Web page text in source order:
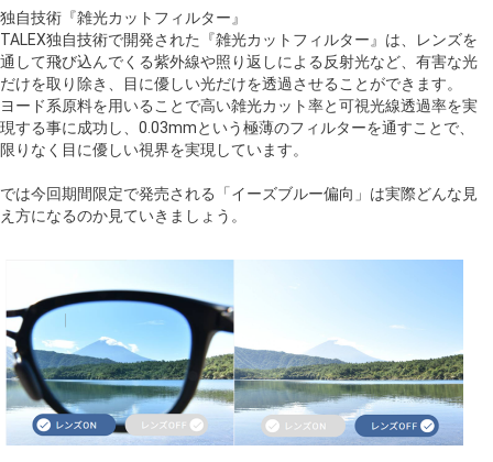
独自技術『雑光カットフィルター』
TALEX独自技術で開発された『雑光カットフィルター』は、レンズを
通して飛び込んでくる紫外線や照り返しによる反射光など、有害な光
だけを取り除き、目に優しい光だけを透過させることができます。
ヨード系原料を用いることで高い雑光カット率と可視光線透過率を実
現する事に成功し、0.03mmという極薄のフィルターを通すことで、
限りなく目に優しい視界を実現しています。
では今回期間限定で発売される「イーズブルー偏向」は実際どんな見
え方になるのか見ていきましょう。